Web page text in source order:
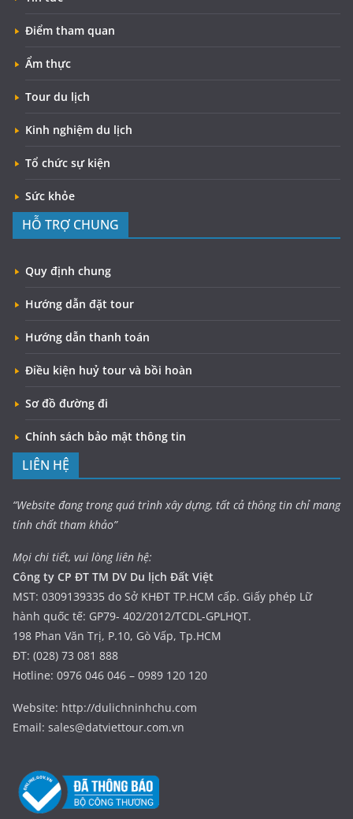
Điểm tham quan
Ẩm thực
Tour du lịch
Kinh nghiệm du lịch
Tổ chức sự kiện
Sức khỏe
HỖ TRỢ CHUNG
Quy định chung
Hướng dẫn đặt tour
Hướng dẫn thanh toán
Điều kiện huỷ tour và bồi hoàn
Sơ đồ đường đi
Chính sách bảo mật thông tin
LIÊN HỆ
“Website đang trong quá trình xây dựng, tất cả thông tin chỉ mang
tính chất tham khảo”
Mọi chi tiết, vui lòng liên hệ:
Công ty CP ĐT TM DV Du lịch Đất Việt
MST: 0309139335 do Sở KHĐT TP.HCM cấp. Giấy phép Lữ
hành quốc tế: GP79- 402/2012/TCDL-GPLHQT.
198 Phan Văn Trị, P.10, Gò Vấp, Tp.HCM
ĐT: (028) 73 081 888
Hotline: 0976 046 046 – 0989 120 120
Website: http://dulichninhchu.com
Email: sales@datviettour.com.vn